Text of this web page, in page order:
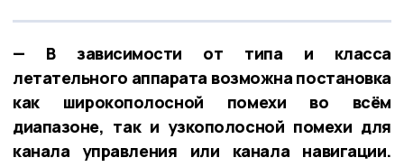
— В зависимости от типа и класса
летательного аппарата возможна постановка
как широкополосной помехи во всём
диапазоне, так и узкополосной помехи для
канала управления или канала навигации.